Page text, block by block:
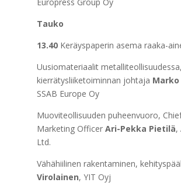
Tauko
13.40Keräyspaperin asema raaka-
Uusiomateriaalit metalliteollisuudessa,
kierrätysliiketoiminnan johtaja
SSAB Europe Oy
Muoviteollisuuden puheenvuoro,
Marketing Officer Ari-Pekka Pietilä,
Ltd.
Vähähiilinen rakentaminen,
Virolainen, YIT Oyj